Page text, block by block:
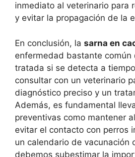
inmediato al veterinario para
y evitar la propagación de la
En conclusión, la sarna en
enfermedad bastante común
tratada si se detecta a
consultar con un veterinario
diagnóstico preciso y un
Además, es fundamental
preventivas como mantener
evitar el contacto con perros
un calendario de vacunación
debemos subestimar la